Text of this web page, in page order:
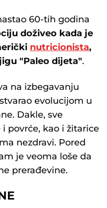
60-tih godina
doživeo kada je
nutricionista,
"Paleo dijeta".
na izbegavanju
evolucijom u
Dakle, sve
povrće, kao i žitarice
nezdravi. Pored
je veoma loše da
prerađevine.